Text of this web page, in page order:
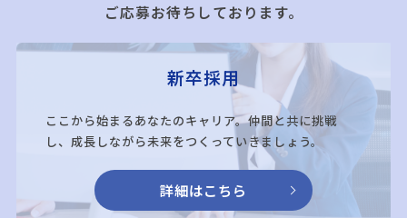
ご応募お待ちしております。
新卒採用
ここから始まるあなたのキャリア。仲間と共に挑戦
し、成長しながら未来をつくっていきましょう。
詳細はこちら